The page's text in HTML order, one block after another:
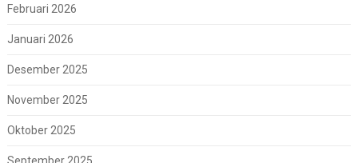
Februari 2026
Januari 2026
Desember 2025
November 2025
Oktober 2025
September 2025